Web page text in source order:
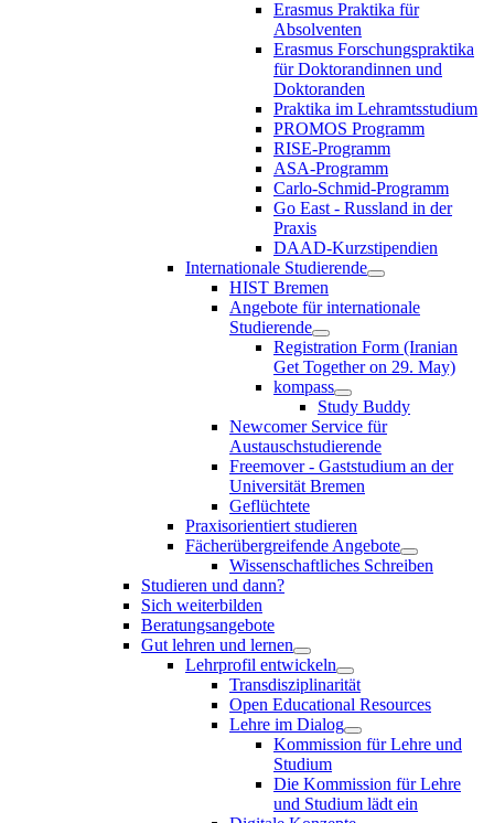
Erasmus Praktika für
Absolventen
Erasmus Forschungspraktika
für Doktorandinnen und
Doktoranden
Praktika im Lehramtsstudium
PROMOS Programm
RISE-Programm
ASA-Programm
Carlo-Schmid-Programm
Go East - Russland in der
Praxis
DAAD-Kurzstipendien
Internationale Studierende
HIST Bremen
Angebote für internationale
Studierende
Registration Form (Iranian
Get Together on 29. May)
kompass
Study Buddy
Newcomer Service für
Austauschstudierende
Freemover - Gaststudium an der
Universität Bremen
Geflüchtete
Praxisorientiert studieren
Fächerübergreifende Angebote
Wissenschaftliches Schreiben
Studieren und dann?
Sich weiterbilden
Beratungsangebote
Gut lehren und lernen
Lehrprofil entwickeln
Transdisziplinarität
Open Educational Resources
Lehre im Dialog
Kommission für Lehre und
Studium
Die Kommission für Lehre
und Studium lädt ein